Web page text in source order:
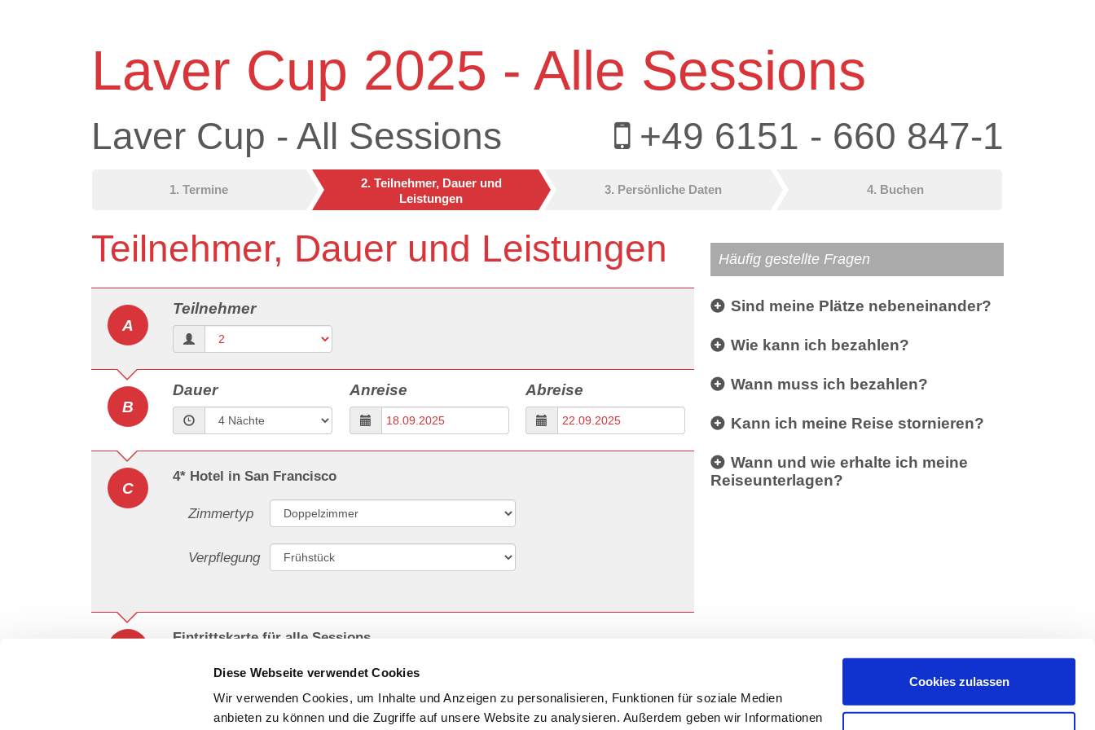
Diese Webseite verwendet Cookies
Wir verwenden Cookies, um Inhalte und Anzeigen zu personalisieren, Funktionen für soziale Medien
anbieten zu können und die Zugriffe auf unsere Website zu analysieren. Außerdem geben wir Informationen
Cookies zulassen
Laver Cup 2025 - Alle Sessions
Laver Cup - All Sessions +49 6151 - 660 847-1
1. Termine
2. Teilnehmer, Dauer und
Leistungen
3. Persönliche Daten 4. Buchen
Teilnehmer, Dauer und Leistungen
A
Teilnehmer
B
Dauer Anreise Abreise
C
4* Hotel in San Francisco
Zimmertyp
Verpflegung
Eintrittskarte für alle Sessions
Kategorie
Häufig gestellte Fragen
Sind meine Plätze nebeneinander?
Wie kann ich bezahlen?
Wann muss ich bezahlen?
Kann ich meine Reise stornieren?
Wann und wie erhalte ich meine
Reiseunterlagen?